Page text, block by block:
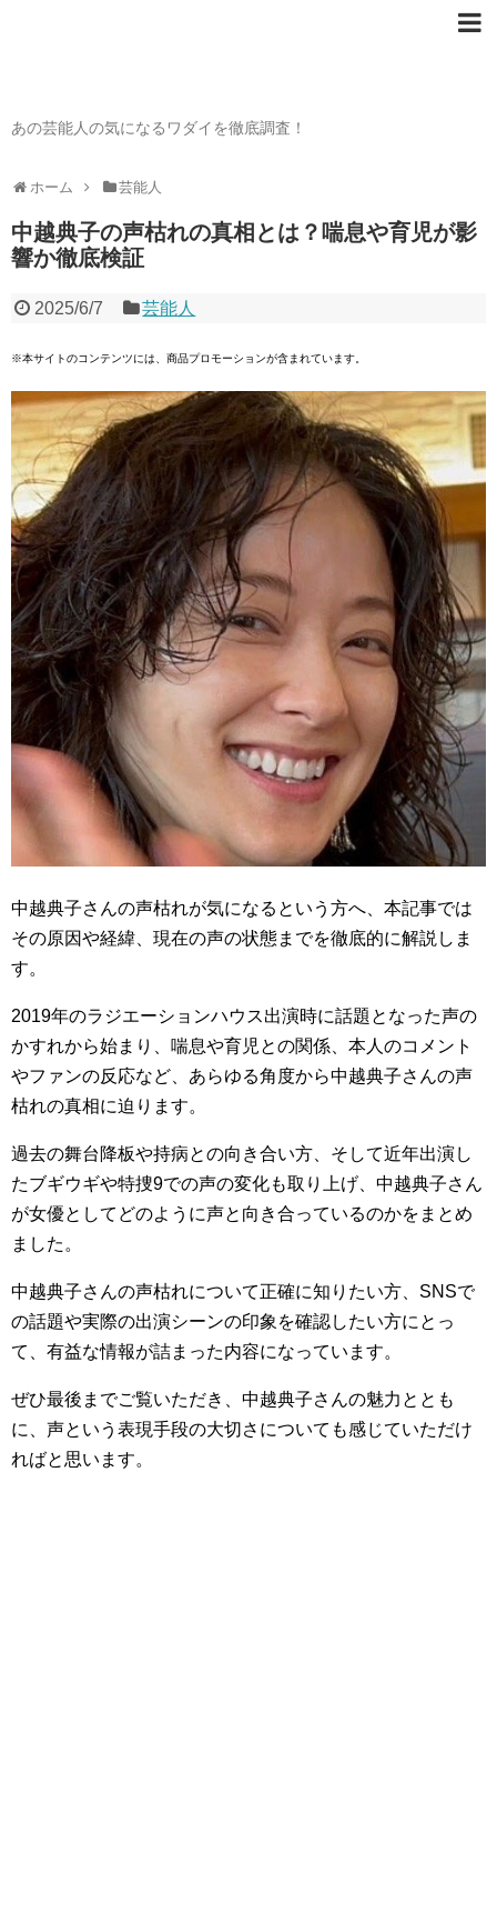
あの芸能人の気になるワダイを徹底調査！
ホーム 芸能人
中越典子の声枯れの真相とは？喘息や育児が影
響か徹底検証
2025/6/7 芸能人
※本サイトのコンテンツには、商品プロモーションが含まれています。
中越典子さんの声枯れが気になるという方へ、本記事では
その原因や経緯、現在の声の状態までを徹底的に解説しま
す。
2019年のラジエーションハウス出演時に話題となった声の
かすれから始まり、喘息や育児との関係、本人のコメント
やファンの反応など、あらゆる角度から中越典子さんの声
枯れの真相に迫ります。
過去の舞台降板や持病との向き合い方、そして近年出演し
たブギウギや特捜9での声の変化も取り上げ、中越典子さん
が女優としてどのように声と向き合っているのかをまとめ
ました。
中越典子さんの声枯れについて正確に知りたい方、SNSで
の話題や実際の出演シーンの印象を確認したい方にとっ
て、有益な情報が詰まった内容になっています。
ぜひ最後までご覧いただき、中越典子さんの魅力ととも
に、声という表現手段の大切さについても感じていただけ
ればと思います。